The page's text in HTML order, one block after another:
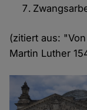
(zitiert aus:
Martin Luther